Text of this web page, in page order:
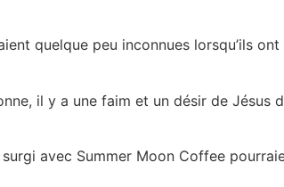
quelque peu inconnues lorsqu’ils
il y a une faim et un désir de Jésus
avec Summer Moon Coffee